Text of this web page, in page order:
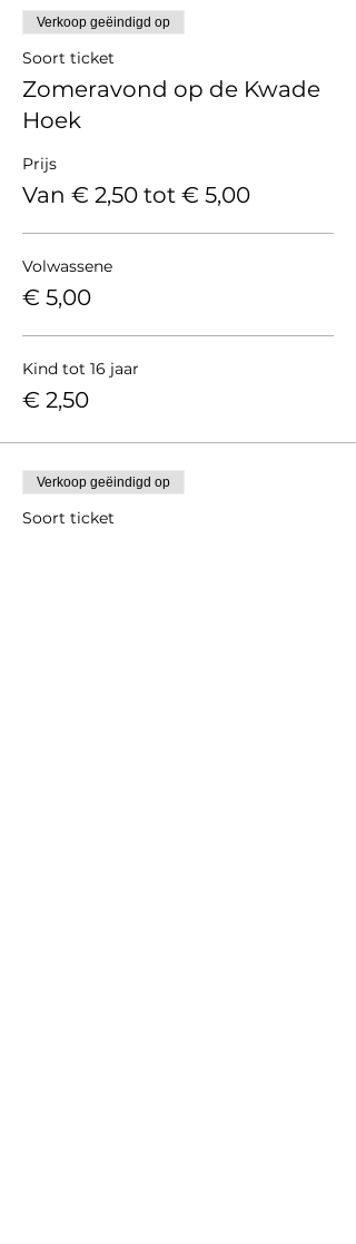
Verkoop geëindigd op
Soort ticket
Zomeravond op de Kwade
Hoek
Prijs
Van € 2,50 tot € 5,00
Volwassene
€ 5,00
Kind tot 16 jaar
€ 2,50
Verkoop geëindigd op
Soort ticket